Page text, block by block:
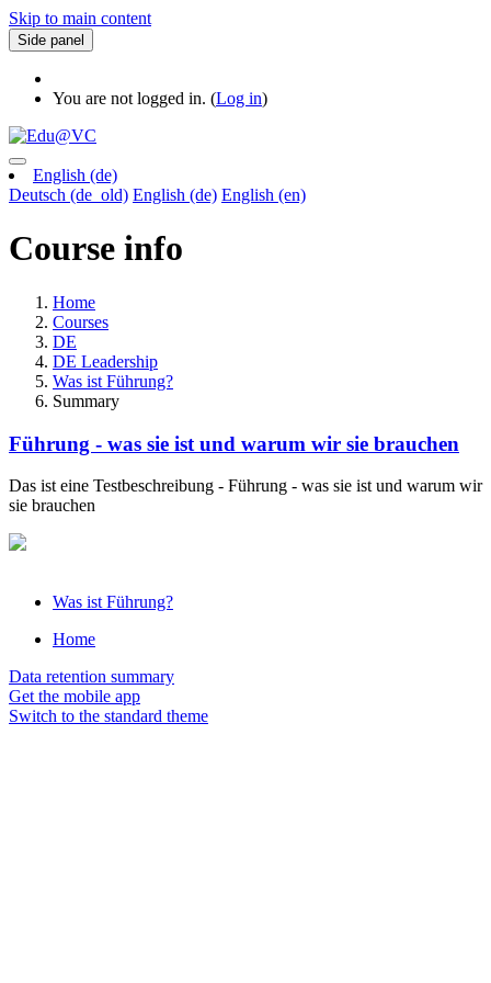
Skip to main content
Side panel
You are not logged in. (Log in)
English ‎(de)‎
Deutsch ‎(de_old)‎ English ‎(de)‎ English ‎(en)‎
Course info
Home
Courses
DE
DE Leadership
Was ist Führung?
Summary
Führung - was sie ist und warum wir sie brauchen
Das ist eine Testbeschreibung - Führung - was sie ist und warum wir
sie brauchen
Was ist Führung?
Home
Data retention summary
Get the mobile app
Switch to the standard theme